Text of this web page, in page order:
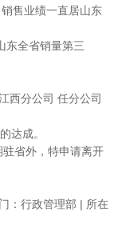
售业绩一直居山东
东全省销量第三
西分公司 任分公司
达成。
省外，特申请离开
：行政管理部 | 所在